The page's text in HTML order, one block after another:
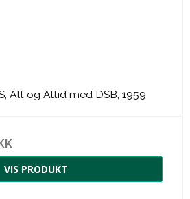
Alt og Altid med DSB, 1959
VIS PRODUKT